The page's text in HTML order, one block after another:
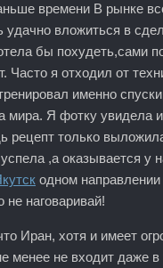
времени В рынке
удачно вложиться в
бы похудеть,сами
Часто я отходил от
именно
мира. Я фотку увидела
рецепт только
успела ,а оказывается у
одном
не наговаривай!
Иран, хотя и имеет
менее не входит даже в